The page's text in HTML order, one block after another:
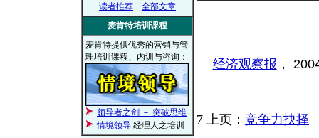
读者推荐
全部文章
麦肯特培训课程
麦肯特提供优秀的营销与管
理培训课程、内训与咨询：
领导者之剑 － 突破思维
情境领导 经理人之培训
经济观察报 ，
7 上页： 竞争力抉择